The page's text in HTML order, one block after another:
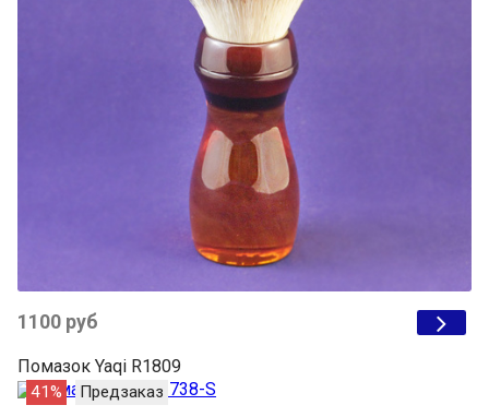
1100 руб
Помазок Yaqi R1809
41% Предзаказ